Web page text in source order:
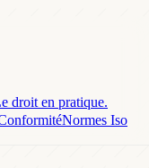
droit en pratique.
Normes Iso